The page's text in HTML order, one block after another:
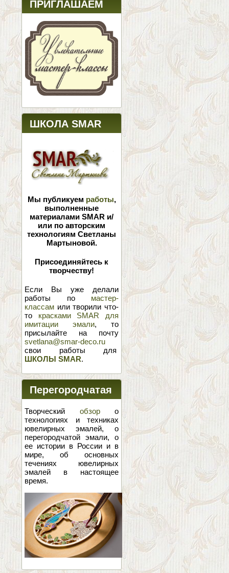
ПРИГЛАШАЕМ
ШКОЛА SMAR
Мы публикуем работы,
выполненные
материалами SMAR и/
или по авторским
технологиям Светланы
Мартыновой.
Присоединяйтесь к
творчеству!
Если Вы уже делали
работы по мастер-
классам или творили что-
то красками SMAR для
имитации эмали, то
присылайте на почту
svetlana@smar-deco.ru
свои работы для
ШКОЛЫ SMAR.
Перегородчатая
эмаль
Творческий обзоро
технологиях и техниках
ювелирных эмалей, о
перегородчатой эмали, о
ее истории в России и в
мире, об основных
течениях ювелирных
эмалей в настоящее
время.